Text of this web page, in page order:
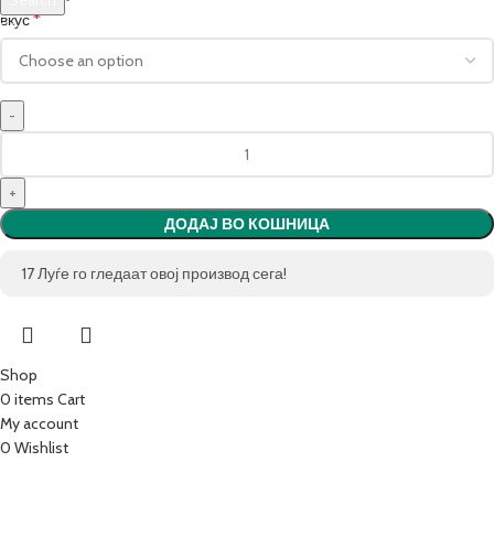
Start typing to see products you are looking for.
вкус*
ДОДАЈ ВО КОШНИЦА
17Луѓе го гледаат овој производ сега!
Shop
0 items Cart
My account
0 Wishlist